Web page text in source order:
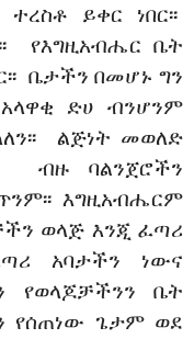
ይቀር ነበር፡፡
የእግዚአብሔር ቤት
ቤታችን በመሆኑ ግን
ድሀ ብንሆንም
ልጅነት መወለድ
ብዙ ባልንጀሮችን
እግዚአብሔርም
ወላጅ እንጂ ፈጣሪ
አባታችን ነውና
የወላጆቻችንን ቤት
የሰጠነው ጌታም ወደ